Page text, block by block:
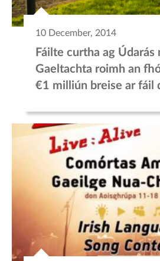
10 December, 2014
Fáilte curtha ag Údarás
Gaeltachta roimh an
€1 milliún breise ar fáil